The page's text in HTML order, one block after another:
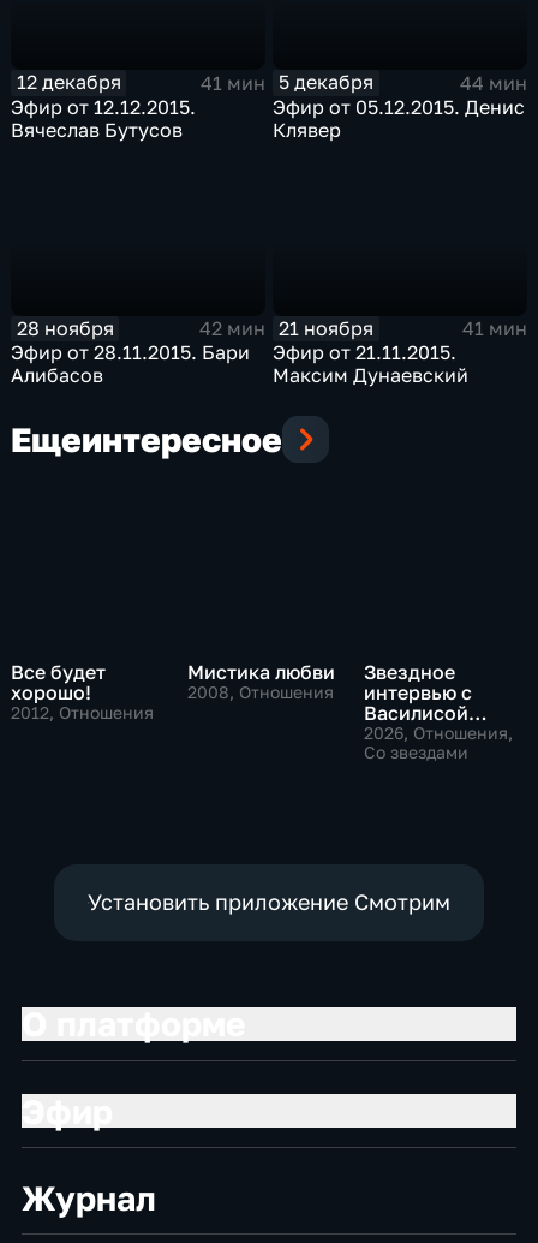
12 декабря
41 мин
Эфир от 12.12.2015.
Вячеслав Бутусов
5 декабря
44 мин
Эфир от 05.12.2015. Денис
Клявер
28 ноября
42 мин
Эфир от 28.11.2015. Бари
Алибасов
21 ноября
41 мин
Эфир от 21.11.2015.
Максим Дунаевский
Ещеинтересное
Все будет
хорошо!
2012, Отношения
Мистика любви
2008, Отношения
Звездное
интервью с
Василисой
Володиной
2026, Отношения,
Со звездами
Установить приложение Смотрим
Журнал